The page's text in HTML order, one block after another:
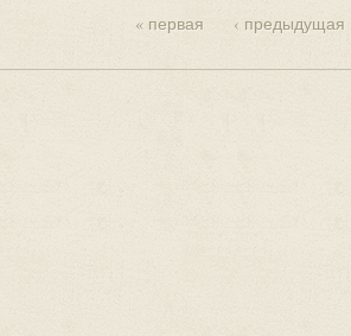
Страницы
« первая ‹ предыдущая